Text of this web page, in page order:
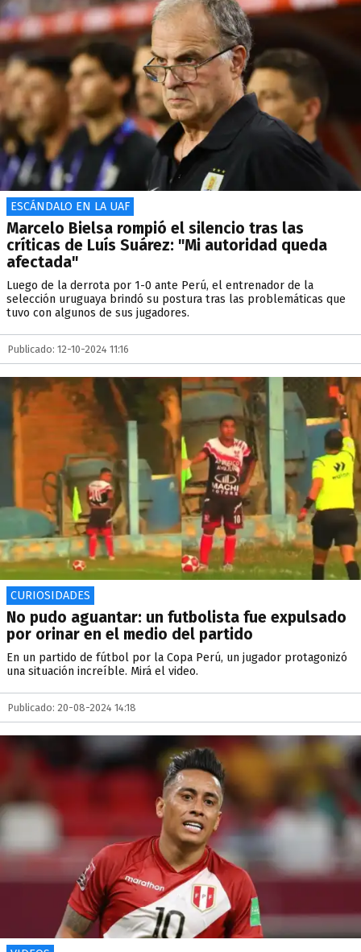
ESCÁNDALO EN LA UAF
Marcelo Bielsa rompió el silencio tras las
críticas de Luís Suárez: "Mi autoridad queda
afectada"
Luego de la derrota por 1-0 ante Perú, el entrenador de la
selección uruguaya brindó su postura tras las problemáticas que
tuvo con algunos de sus jugadores.
Publicado: 12-10-2024 11:16
CURIOSIDADES
No pudo aguantar: un futbolista fue expulsado
por orinar en el medio del partido
En un partido de fútbol por la Copa Perú, un jugador protagonizó
una situación increíble. Mirá el video.
Publicado: 20-08-2024 14:18